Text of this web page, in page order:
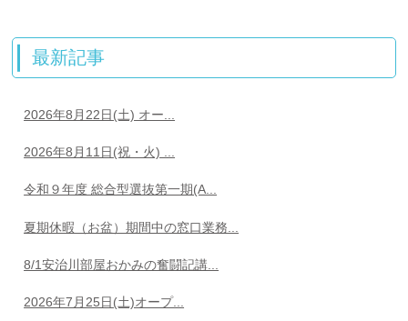
最新記事
2026年8月22日(土) オー...
2026年8月11日(祝・火) ...
令和９年度 総合型選抜第一期(A...
夏期休暇（お盆）期間中の窓口業務...
8/1安治川部屋おかみの奮闘記講...
2026年7月25日(土)オープ...